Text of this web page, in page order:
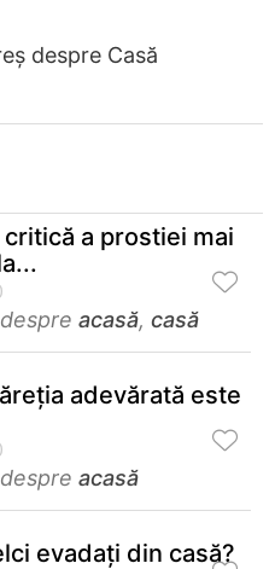
despre Casă
critică a prostiei mai
despre acasă, casă
adevărată este
despre acasă
evadaţi din casă?